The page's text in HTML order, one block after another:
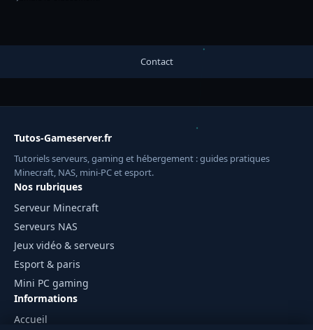
Contact
Tutos-Gameserver.fr
Tutoriels serveurs, gaming et hébergement : guides pratiques
Minecraft, NAS, mini-PC et esport.
Nos rubriques
Serveur Minecraft
Serveurs NAS
Jeux vidéo & serveurs
Esport & paris
Mini PC gaming
Informations
Accueil